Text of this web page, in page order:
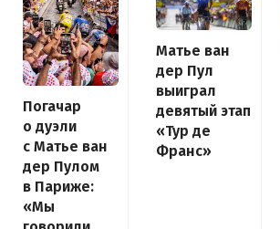
Погачар
о дуэли
с Матье ван
дер Пулом
в Париже:
«Мы
Матье ван
дер Пул
выиграл
девятый этап
«Тур де
Франс»